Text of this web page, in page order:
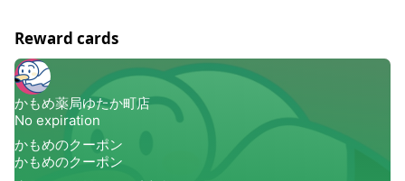
Reward cards